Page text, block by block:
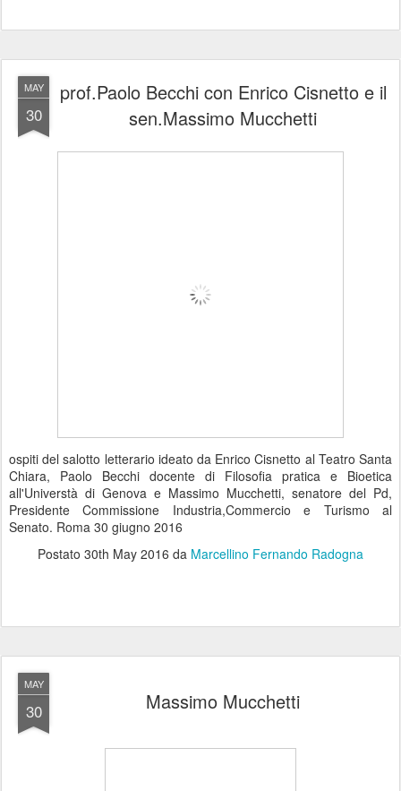
MAY
30
prof.Paolo Becchi con Enrico Cisnetto e il
sen.Massimo Mucchetti
ospiti del salotto letterario ideato da Enrico Cisnetto al Teatro Santa
Chiara, Paolo Becchi docente di Filosofia pratica e Bioetica
all'Universtà di Genova e Massimo Mucchetti, senatore del Pd,
Presidente Commissione Industria,Commercio e Turismo al
Senato. Roma 30 giugno 2016
Postato 30th May 2016 da Marcellino Fernando Radogna
MAY
30 Massimo Mucchetti